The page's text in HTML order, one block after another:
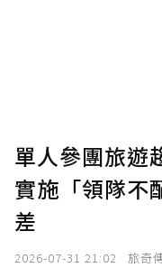
單人參團旅遊
實施「領隊不
差
2026-07-31 21:02 旅奇